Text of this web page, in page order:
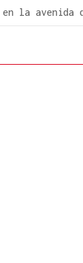
en la avenida